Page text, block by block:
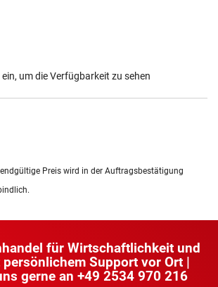
um die Verfügbarkeit zu sehen
endgültige Preis wird in der Auftragsbestätigung
für Wirtschaftlichkeit und
Support vor Ort |
gerne an +49 2534 970 216